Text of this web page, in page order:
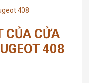
408
CỦA CỬA
408